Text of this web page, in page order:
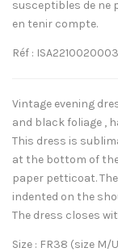
susceptibles de ne
en tenir compte.
Réf :
Vintage evening
and black foliage ,
This dress is
at the bottom of
paper petticoat.
indented on the
The dress closes
Size : FR38 (size M/